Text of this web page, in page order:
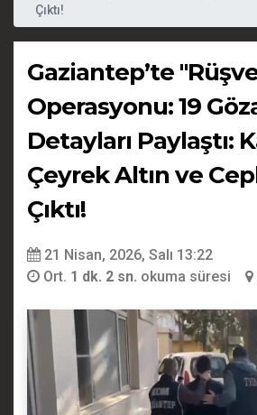
Çıktı!
Gaziantep’te
Operasyonu: 19
Detayları Paylaştı:
Çeyrek Altın ve
Çıktı!
21 Nisan, 2026, Salı 13:22
Ort. 1 dk. 2 sn. okuma süresi